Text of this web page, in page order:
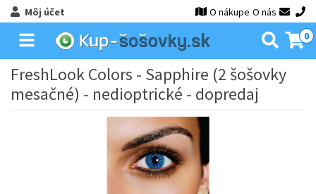
Môj účet O nákupe O nás
0
FreshLook Colors - Sapphire (2 šošovky
mesačné) - nedioptrické - dopredaj